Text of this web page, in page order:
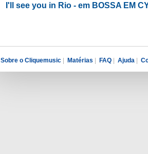
I'll see you in Rio - em BOSSA EM
Sobre o Cliquemusic | Matérias | FAQ | Ajuda |